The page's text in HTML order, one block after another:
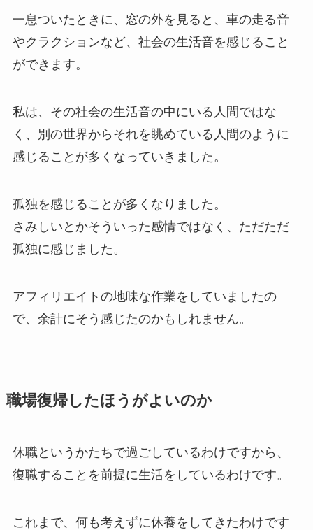
一息ついたときに、窓の外を見ると、車の走る音
やクラクションなど、社会の生活音を感じること
ができます。
私は、その社会の生活音の中にいる人間ではな
く、別の世界からそれを眺めている人間のように
感じることが多くなっていきました。
孤独を感じることが多くなりました。
さみしいとかそういった感情ではなく、ただただ
孤独に感じました。
アフィリエイトの地味な作業をしていましたの
で、余計にそう感じたのかもしれません。
職場復帰したほうがよいのか
休職というかたちで過ごしているわけですから、
復職することを前提に生活をしているわけです。
これまで、何も考えずに休養をしてきたわけです